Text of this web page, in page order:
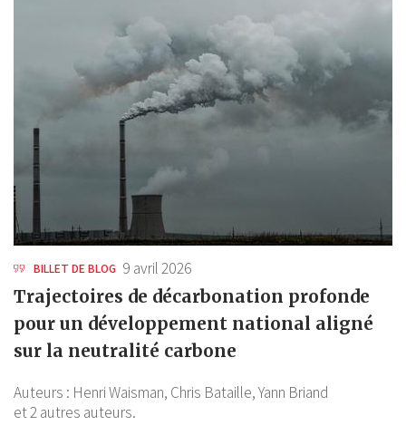
BILLET DE BLOG 9 avril 2026
Trajectoires de décarbonation profonde
pour un développement national aligné
sur la neutralité carbone
Auteurs : Henri Waisman, Chris Bataille,Yann Briand
et 2 autres auteurs.